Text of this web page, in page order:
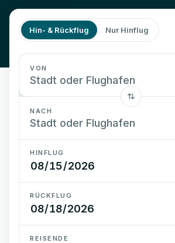
Hin- & Rückflug Nur Hinflug
VON
NACH
HINFLUG
RÜCKFLUG
REISENDE